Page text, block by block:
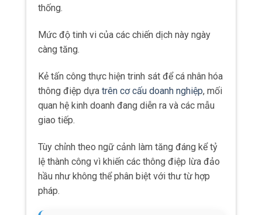
thống.
Mức độ tinh vi của các chiến dịch này ngày
càng tăng.
Kẻ tấn công thực hiện trinh sát để cá nhân hóa
thông điệp dựa trên cơ cấu doanh nghiệp, mối
quan hệ kinh doanh đang diễn ra và các mẫu
giao tiếp.
Tùy chỉnh theo ngữ cảnh làm tăng đáng kể tỷ
lệ thành công vì khiến các thông điệp lừa đảo
hầu như không thể phân biệt với thư từ hợp
pháp.